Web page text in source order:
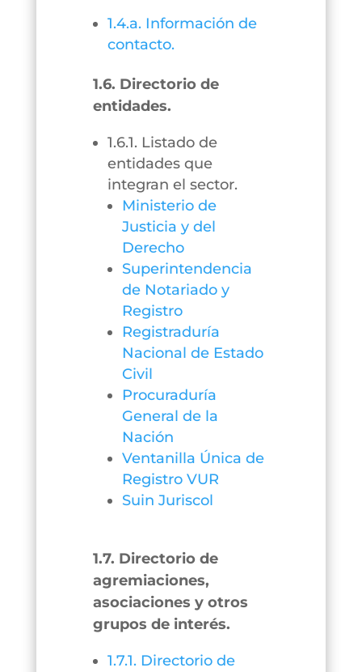
1.4.a. Información de
contacto.
1.6. Directorio de
entidades.
1.6.1. Listado de
entidades que
integran el sector.
Ministerio de
Justicia y del
Derecho
Superintendencia
de Notariado y
Registro
Registraduría
Nacional de Estado
Civil
Procuraduría
General de la
Nación
Ventanilla Única de
Registro VUR
Suin Juriscol
1.7. Directorio de
agremiaciones,
asociaciones y otros
grupos de interés.
1.7.1. Directorio de